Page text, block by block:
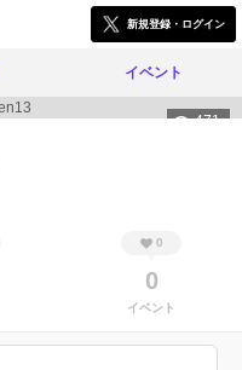
新規登録・ログイン
イベント
471
0
0
イベント